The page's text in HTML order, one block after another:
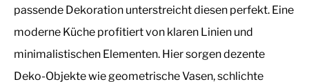
passende Dekoration unterstreicht diesen perfekt. Eine
moderne Küche profitiert von klaren Linien und
minimalistischen Elementen. Hier sorgen dezente
Deko-Objekte wie geometrische Vasen, schlichte